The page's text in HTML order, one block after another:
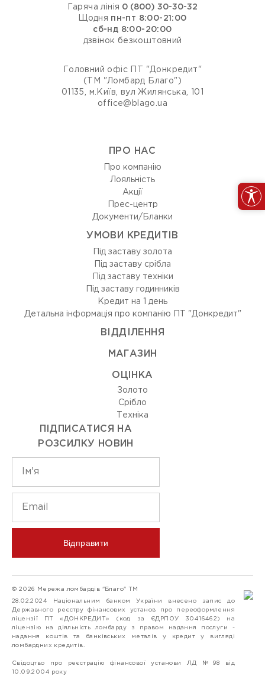
Гаряча лінія 0 (800) 30-30-32
Щодня пн-пт 8:00-21:00
сб-нд 8:00-20:00
дзвінок безкоштовний
Головний офіс ПТ "Донкредит"
(ТМ "Ломбард Благо")
01135, м.Київ, вул Жилянська, 101
office@blago.ua
ПРО НАС
Про компанію
Лояльність
Акції
Прес-центр
Документи/Бланки
УМОВИ КРЕДИТІВ
Під заставу золота
Під заставу срібла
Під заставу техніки
Під заставу годинників
Кредит на 1 день
Детальна інформація про компанію ПТ "Донкредит"
ВIДДIЛЕННЯ
МАГАЗИН
ОЦIНКА
Золото
Срiбло
Технiка
ПІДПИСАТИСЯ НА
РОЗСИЛКУ НОВИН
Відправити
© 2026 Мережа ломбардів "Благо" ТМ
28.02.2024 Національним банком України внесено запис до
Державного реєстру фінансових установ про переоформлення
ліцензії ПТ «ДОНКРЕДИТ» (код за ЄДРПОУ 30416462) на
ліцензію на діяльність ломбарду з правом надання послуги -
надання коштів та банківських металів у кредит у вигляді
ломбардних кредитів.
Свідоцтво про реєстрацію фінансової установи ЛД №98 від
10.09.2004 року